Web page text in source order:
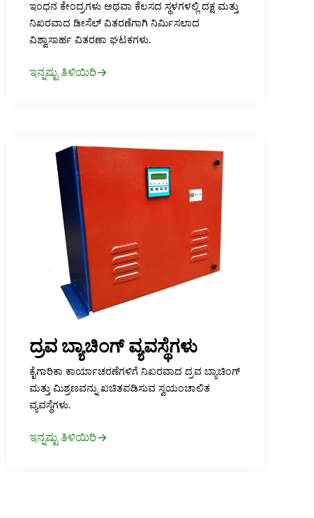
ಇಂಧನ ಕೇಂದ್ರಗಳು ಅಥವಾ ಕೆಲಸದ ಸ್ಥಳಗಳಲ್ಲಿ ದಕ್ಷ ಮತ್ತು
ನಿಖರವಾದ ಡೀಸೆಲ್ ವಿತರಣೆಗಾಗಿ ನಿರ್ಮಿಸಲಾದ
ವಿಶ್ವಾಸಾರ್ಹ ವಿತರಣಾ ಘಟಕಗಳು.
ಇನ್ನಷ್ಟು ತಿಳಿಯಿರಿ
ದ್ರವ ಬ್ಯಾಚಿಂಗ್ ವ್ಯವಸ್ಥೆಗಳು
ಕೈಗಾರಿಕಾ ಕಾರ್ಯಾಚರಣೆಗಳಿಗೆ ನಿಖರವಾದ ದ್ರವ ಬ್ಯಾಚಿಂಗ್
ಮತ್ತು ಮಿಶ್ರಣವನ್ನು ಖಚಿತಪಡಿಸುವ ಸ್ವಯಂಚಾಲಿತ
ವ್ಯವಸ್ಥೆಗಳು.
ಇನ್ನಷ್ಟು ತಿಳಿಯಿರಿ